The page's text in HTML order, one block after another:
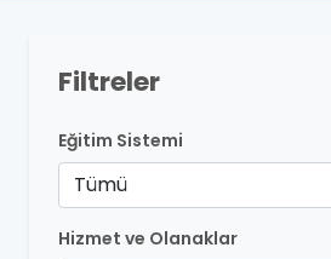
Filtreler
Eğitim Sistemi
Tümü
Hizmet ve Olanaklar